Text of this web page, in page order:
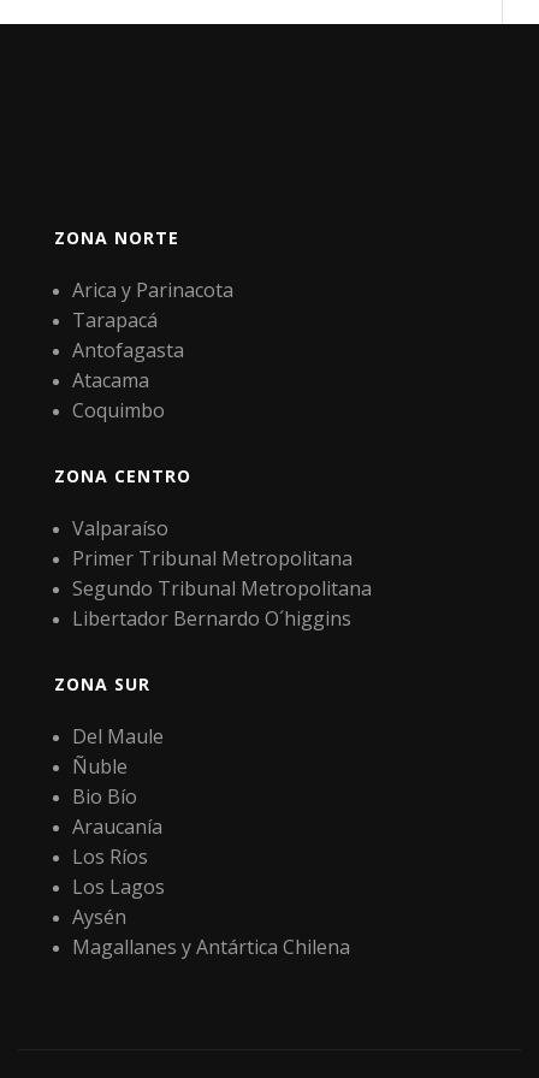
ZONA NORTE
Arica y Parinacota
Tarapacá
Antofagasta
Atacama
Coquimbo
ZONA CENTRO
Valparaíso
Primer Tribunal Metropolitana
Segundo Tribunal Metropolitana
Libertador Bernardo O´higgins
ZONA SUR
Del Maule
Ñuble
Bio Bío
Araucanía
Los Ríos
Los Lagos
Aysén
Magallanes y Antártica Chilena